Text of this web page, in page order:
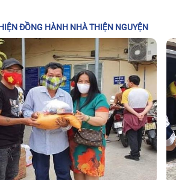
ĐỒNG HÀNH NHÀ THIỆN NGUYỆN